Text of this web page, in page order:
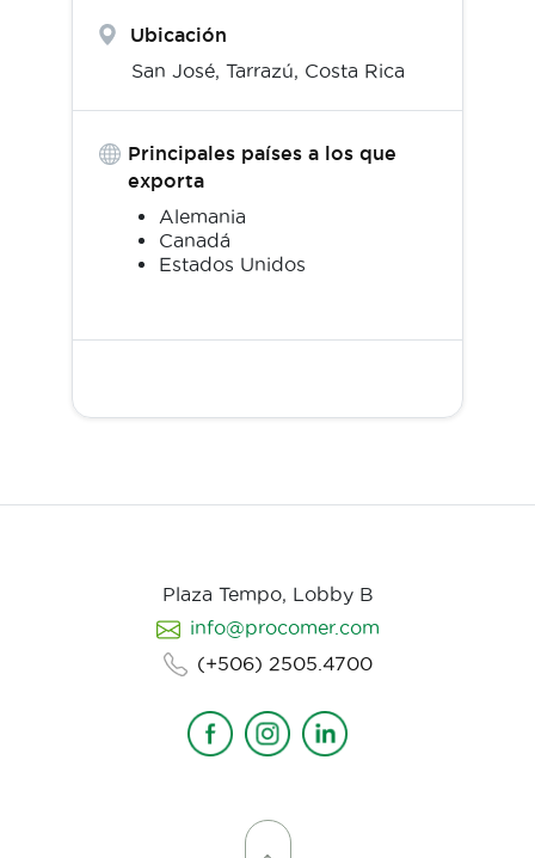
Ubicación
San José, Tarrazú, Costa Rica
Principales países a los que
exporta
Alemania
Canadá
Estados Unidos
Plaza Tempo, Lobby B
info@procomer.com
(+506) 2505.4700